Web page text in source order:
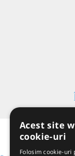
Acest site
cookie-uri
Folosim cookie-uri